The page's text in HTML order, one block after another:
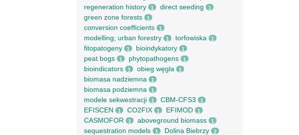
regeneration history 1 direct seeding 1
green zone forests 1
conversion coefficients 1
modelling; urban forestry 1 torfowiska 1
fitopatogeny 1 bioindykatory 1
peat bogs 1 phytopathogens 1
bioindicators 1 obieg węgla 1
biomasa nadziemna 1
biomasa podziemna 1
modele sekwestracji 1 CBM-CFS3 1
EFISCEN 1 CO2FIX 1 EFIMOD 1
CASMOFOR 1 aboveground biomass 1
sequestration models 1 Dolina Biebrzy 2